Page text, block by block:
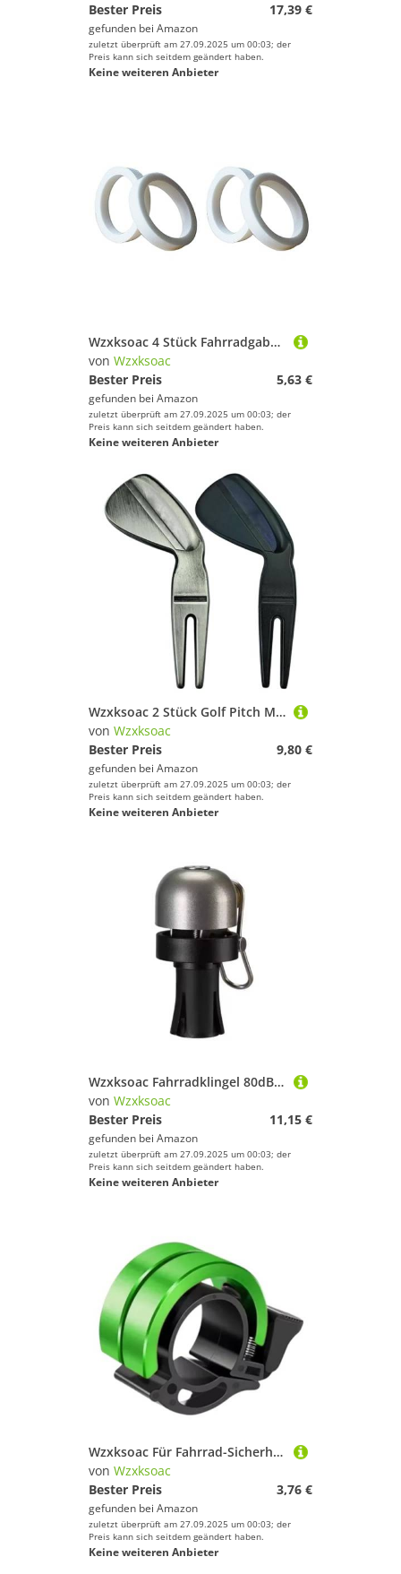
Bester Preis
17,39 €
gefunden bei Amazon
zuletzt überprüft am 27.09.2025 um 00:03; der
Preis kann sich seitdem geändert haben.
Keine weiteren Anbieter
Wzxksoac 4 Stück Fahrradgabel Schaum Ring Schwamm Öldichtung für Teile 28mm
von Wzxksoac
Bester Preis
5,63 €
gefunden bei Amazon
zuletzt überprüft am 27.09.2025 um 00:03; der
Preis kann sich seitdem geändert haben.
Keine weiteren Anbieter
Wzxksoac 2 Stück Golf Pitch Mark Werkzeug, Golf Divot Reparatur Werkzeug, Tragbare Mini Golf Pitch Mark Reparatur Werkzeuge
von Wzxksoac
Bester Preis
9,80 €
gefunden bei Amazon
zuletzt überprüft am 27.09.2025 um 00:03; der
Preis kann sich seitdem geändert haben.
Keine weiteren Anbieter
Wzxksoac Fahrradklingel 80dB Lauter Klang Klarer Straßenradlenker Steckerhorn für 22,2 mm Lenkerstecker
von Wzxksoac
Bester Preis
11,15 €
gefunden bei Amazon
zuletzt überprüft am 27.09.2025 um 00:03; der
Preis kann sich seitdem geändert haben.
Keine weiteren Anbieter
Wzxksoac Für Fahrrad-Sicherheitszubehör für 22mm Lenker Kompatibel - Aluminium Doppel-Fahrradglocke - Lauter Klarer Klang Grün
von Wzxksoac
Bester Preis
3,76 €
gefunden bei Amazon
zuletzt überprüft am 27.09.2025 um 00:03; der
Preis kann sich seitdem geändert haben.
Keine weiteren Anbieter